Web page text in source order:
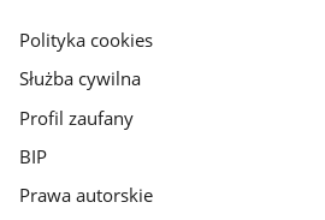
gov.pl
Polityka cookies
Służba cywilna
Profil zaufany
BIP
Prawa autorskie